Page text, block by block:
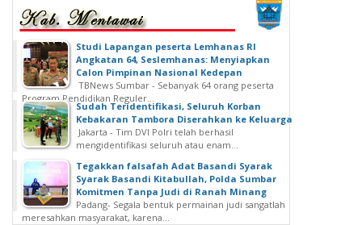
Studi Lapangan peserta Lemhanas RI
Angkatan 64, Seslemhanas: Menyiapkan
Calon Pimpinan Nasional Kedepan
TBNews Sumbar - Sebanyak 64 orang peserta
Program Pendidikan Reguler...
Sudah Teridentifikasi, Seluruh Korban
Kebakaran Tambora Diserahkan ke Keluarga
Jakarta - Tim DVI Polri telah berhasil
mengidentifikasi seluruh atau enam...
Tegakkan falsafah Adat Basandi Syarak
Syarak Basandi Kitabullah, Polda Sumbar
Komitmen Tanpa Judi di Ranah Minang
Padang- Segala bentuk permainan judi sangatlah
meresahkan masyarakat, karena...